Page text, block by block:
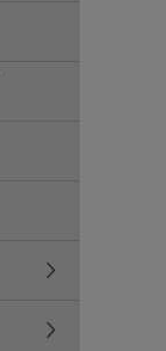
Undermeny för
Undermeny för